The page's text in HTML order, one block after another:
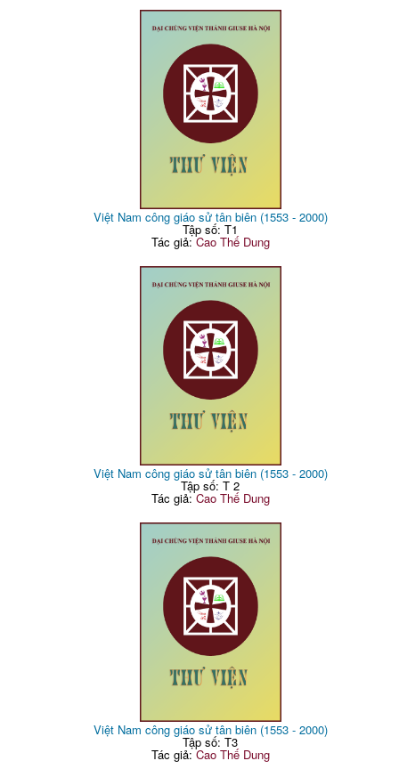
Việt Nam công giáo sử tân biên (1553 - 2000)
Tập số: T1
Tác giả:Cao Thế Dung
Việt Nam công giáo sử tân biên (1553 - 2000)
Tập số: T 2
Tác giả:Cao Thế Dung
Việt Nam công giáo sử tân biên (1553 - 2000)
Tập số: T3
Tác giả:Cao Thế Dung